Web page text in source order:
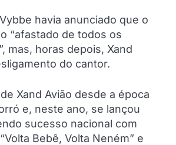
havia anunciado que o
“afastado de todos os
mas, horas depois, Xand
do cantor.
Xand Avião desde a época
e, neste ano, se lançou
sucesso nacional com
Bebê, Volta Neném” e